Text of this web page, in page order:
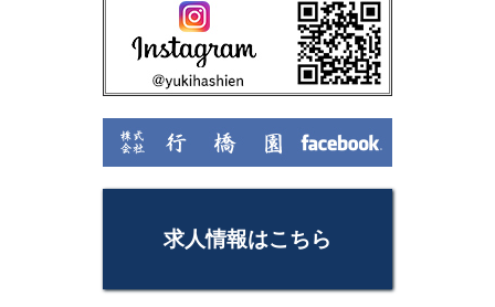
求人情報はこちら